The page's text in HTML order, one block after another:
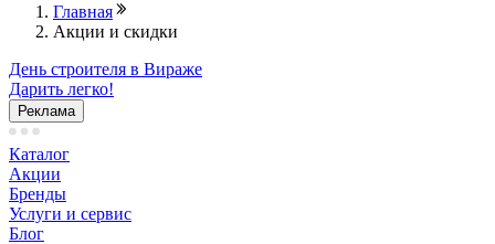
Главная
Акции и скидки
День строителя в Вираже
Дарить легко!
Реклама
Каталог
Акции
Бренды
Услуги и сервис
Блог